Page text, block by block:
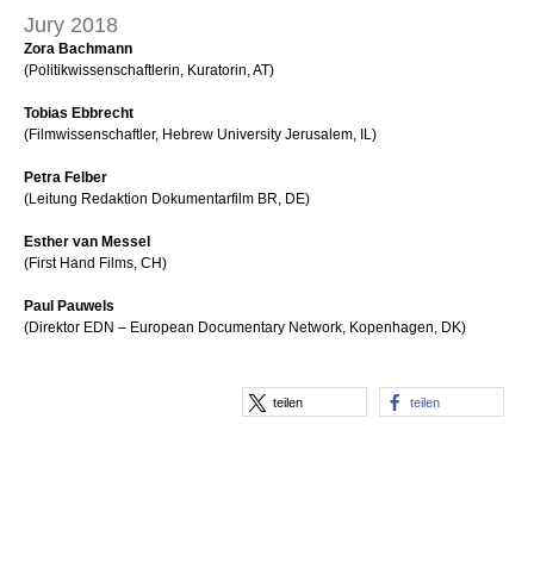
Jury 2018
Zora Bachmann
(Politikwissenschaftlerin, Kuratorin, AT)
Tobias Ebbrecht
(Filmwissenschaftler, Hebrew University Jerusalem, IL)
Petra Felber
(Leitung Redaktion Dokumentarfilm BR, DE)
Esther van Messel
(First Hand Films, CH)
Paul Pauwels
(Direktor EDN – European Documentary Network, Kopenhagen, DK)
teilen teilen